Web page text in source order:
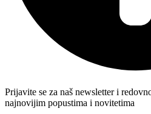
Prijavite se za naš newsletter i
najnovijim popustima i novitetima